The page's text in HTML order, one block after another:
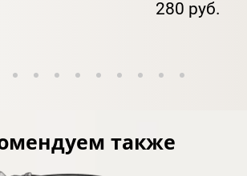
280 руб.
также